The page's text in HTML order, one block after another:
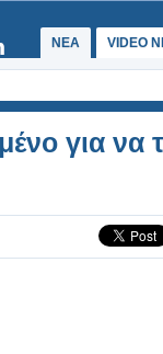
ΝΕΑ VIDEO
για να